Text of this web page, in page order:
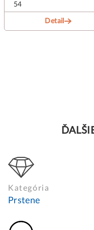
54
Detail
Kategória
Prstene